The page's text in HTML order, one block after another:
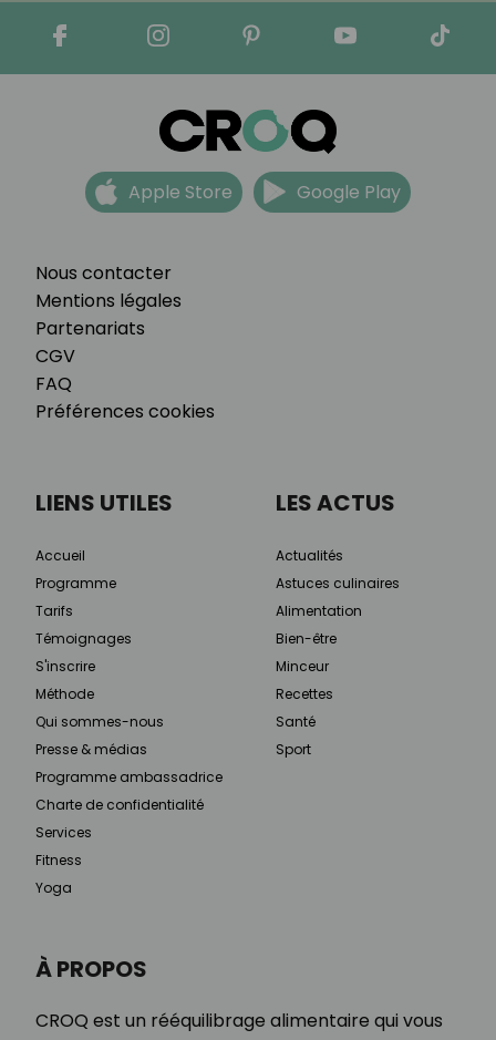
Nous contacter
Mentions légales
Partenariats
CGV
FAQ
Préférences cookies
Apple Store Google Play
À PROPOS
CROQ est un rééquilibrage alimentaire qui vous
LIENS UTILES
Accueil
Programme
Tarifs
Témoignages
S'inscrire
Méthode
Qui sommes-nous
Presse & médias
Programme ambassadrice
Charte de confidentialité
Services
Fitness
Yoga
LES ACTUS
Actualités
Astuces culinaires
Alimentation
Bien-être
Minceur
Recettes
Santé
Sport